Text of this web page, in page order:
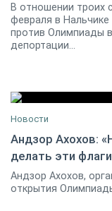
В отношении троих
февраля в
против Олимпиады
депортации...
19 февраля 2014
Новости
Андзор Ахохов:
делать эти
Андзор Ахохов,
открытия